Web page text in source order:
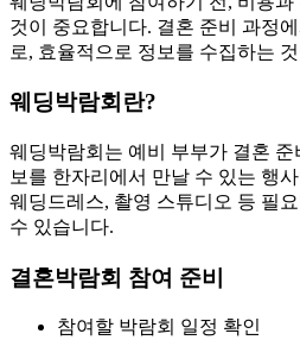
것이 중요합니다. 결혼 준비 과정
로, 효율적으로 정보를 수집하는
웨딩박람회란?
웨딩박람회는 예비 부부가 결혼
보를 한자리에서 만날 수 있는 행
웨딩드레스, 촬영 스튜디오 등 필
수 있습니다.
결혼박람회 참여 준비
참여할 박람회 일정 확인